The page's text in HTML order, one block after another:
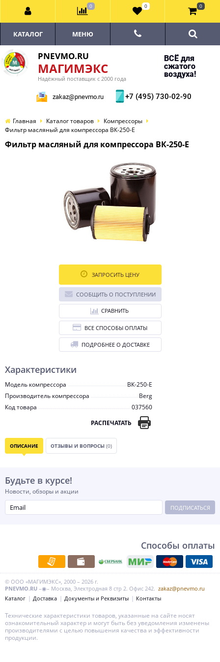
PNEVMO.RU
МАГИМЭКС
Надёжный поставщик с 2000 года
ВСЁ для
сжатого
воздуха!
zakaz@pnevmo.ru +7 (495) 730-02-90
КАТАЛОГ МЕНЮ
Главная Каталог товаров
Компрессоры
Фильтр масляный для компрессора ВК-250-E
Фильтр масляный для компрессора ВК-250-E
Характеристики
Модель компрессора
ВК-250-E
Производитель компрессора
Berg
Код товара
037560
РАСПЕЧАТАТЬ
ЗАПРОСИТЬ ЦЕНУ
СООБЩИТЬ О ПОСТУПЛЕНИИ
СРАВНИТЬ
ВСЕ СПОСОБЫ ОПЛАТЫ
ПОДРОБНЕЕ О ДОСТАВКЕ
ОПИСАНИЕ ОТЗЫВЫ И ВОПРОСЫ (0)
Будьте в курсе!
Новости, обзоры и акции
ПОДПИСАТЬСЯ
Способы оплаты
© ООО «МАГИМЭКС», 2000 – 2026 г.
PNEVMO.RU –◉– Москва, Электродная 8 стр 2. Офис 242. zakaz@pnevmo.ru
Каталог
Доставка Документы и Реквизиты Контакты
0 0 0
Технические характеристики товаров, указанные на сайте носят
ознакомительный характер и могут быть без уведомления изменены
производителями с целью повышения качества и эффективности
продукции.